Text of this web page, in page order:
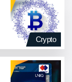
Crypto